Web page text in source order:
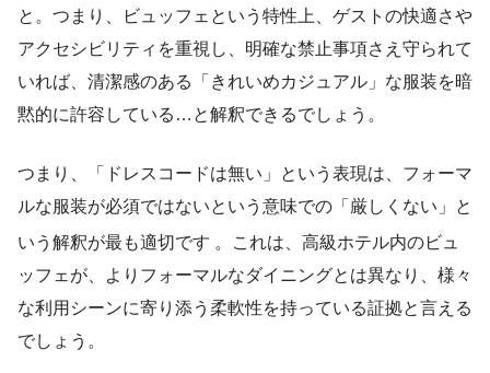
と。つまり、ビュッフェという特性上、ゲストの快適さや
アクセシビリティを重視し、明確な禁止事項さえ守られて
いれば、清潔感のある「きれいめカジュアル」な服装を暗
黙的に許容している…と解釈できるでしょう。
つまり、「ドレスコードは無い」という表現は、フォーマ
ルな服装が必須ではないという意味での「厳しくない」と
いう解釈が最も適切です 。これは、高級ホテル内のビュ
ッフェが、よりフォーマルなダイニングとは異なり、様々
な利用シーンに寄り添う柔軟性を持っている証拠と言える
でしょう。